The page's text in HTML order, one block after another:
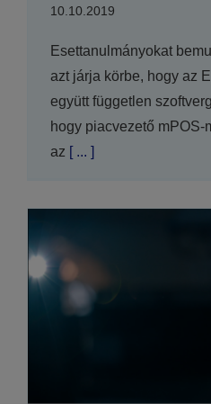
10.10.2019
Esettanulmányokat
azt járja körbe, hogy az
együtt független
hogy piacvezető
az [ ... ]